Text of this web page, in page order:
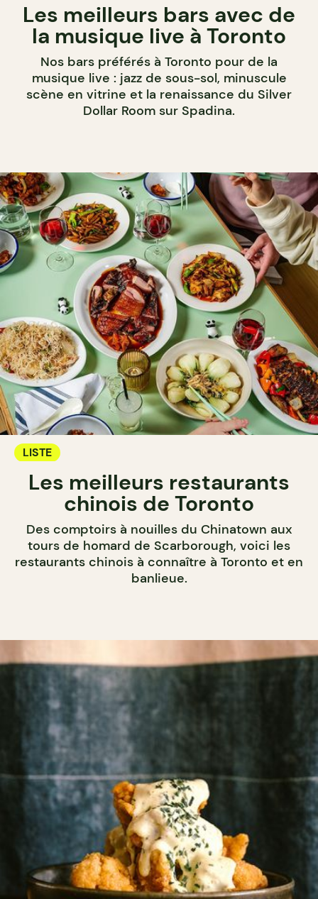
Les meilleurs bars avec de
la musique live à Toronto
Nos bars préférés à Toronto pour de la
musique live : jazz de sous-sol, minuscule
scène en vitrine et la renaissance du Silver
Dollar Room sur Spadina.
LISTE
Les meilleurs restaurants
chinois de Toronto
Des comptoirs à nouilles du Chinatown aux
tours de homard de Scarborough, voici les
restaurants chinois à connaître à Toronto et en
banlieue.